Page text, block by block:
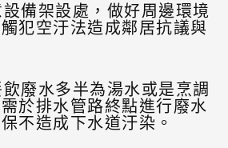
備架設處，做好周邊環境
犯空汙法造成鄰居抗議與
廢水多半為湯水或是烹調
於排水管路終點進行廢水
不造成下水道汙染。